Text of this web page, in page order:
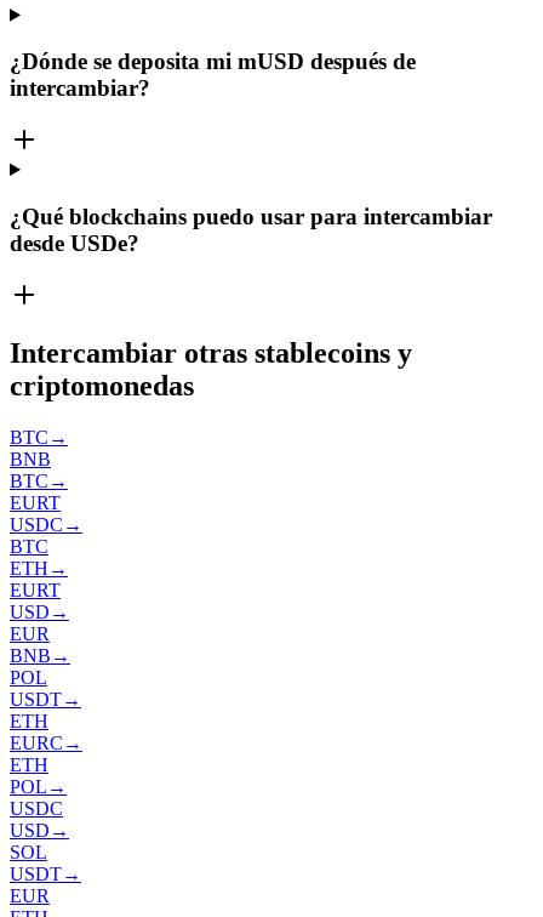
¿Dónde se deposita mi mUSD después de
intercambiar?
¿Qué blockchains puedo usar para intercambiar
desde USDe?
Intercambiar otras stablecoins y
criptomonedas
BTC →
BNB
BTC →
EURT
USDC →
BTC
ETH →
EURT
USD →
EUR
BNB →
POL
USDT→
ETH
EURC →
ETH
POL →
USDC
USD →
SOL
USDT→
EUR